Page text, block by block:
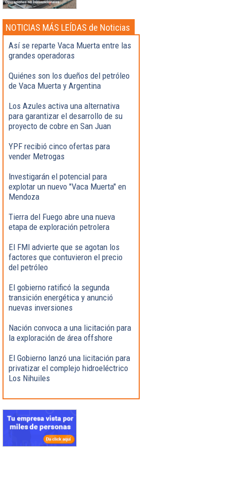
NOTICIAS MÁS LEÍDAS de Noticias
Destacadas
Así se reparte Vaca Muerta entre las
grandes operadoras
Quiénes son los dueños del petróleo
de Vaca Muerta y Argentina
Los Azules activa una alternativa
para garantizar el desarrollo de su
proyecto de cobre en San Juan
YPF recibió cinco ofertas para
vender Metrogas
Investigarán el potencial para
explotar un nuevo "Vaca Muerta" en
Mendoza
Tierra del Fuego abre una nueva
etapa de exploración petrolera
El FMI advierte que se agotan los
factores que contuvieron el precio
del petróleo
El gobierno ratificó la segunda
transición energética y anunció
nuevas inversiones
Nación convoca a una licitación para
la exploración de área offshore
El Gobierno lanzó una licitación para
privatizar el complejo hidroeléctrico
Los Nihuiles